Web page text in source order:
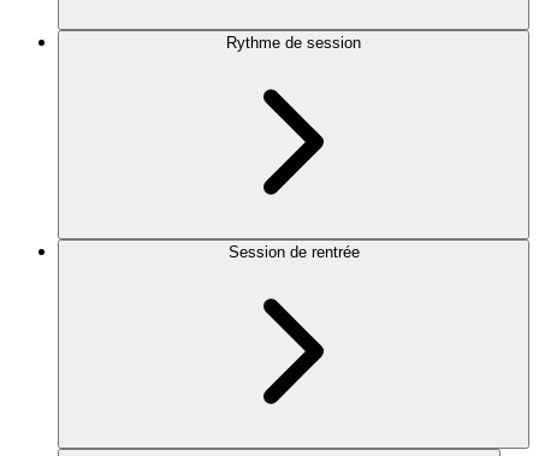
Rythme de session
Session de rentrée